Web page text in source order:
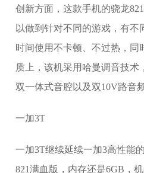
创新方面，这款手机的骁龙
以做到针对不同的游戏，有不
时间使用不卡顿、不过热，同
质上，该机采用哈曼调音技术
双一体式音腔以及双10V路音
一加3T
一加3T继续延续一加3高性能
821满血版，内存还是6GB，